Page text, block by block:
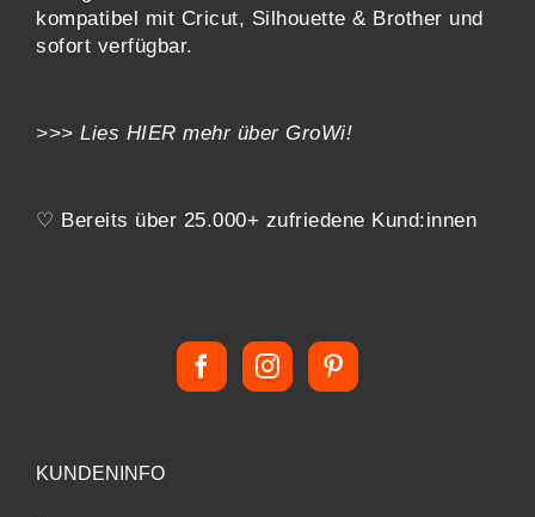
kompatibel mit Cricut, Silhouette & Brother und
sofort verfügbar.
>>> Lies HIER mehr über GroWi!
♡ Bereits über 25.000+ zufriedene Kund:innen
KUNDENINFO